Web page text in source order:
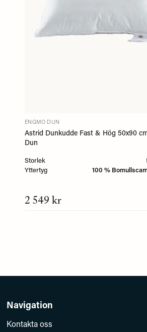
ENGMO DUN
Astrid Dunkudde Fast & Hög 50x90
Dun
Storlek
Yttertyg
100 %
2 549 kr
Navigation
Kontakta oss